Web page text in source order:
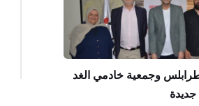
وجمعية خادمي الغد